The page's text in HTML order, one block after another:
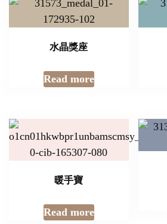
水晶獎座
Read more
暖手寶
Read more